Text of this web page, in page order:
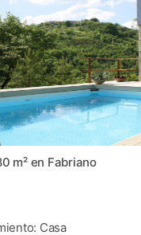
m² en Fabriano
Casa